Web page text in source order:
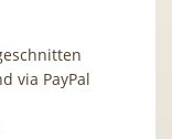
via PayPal